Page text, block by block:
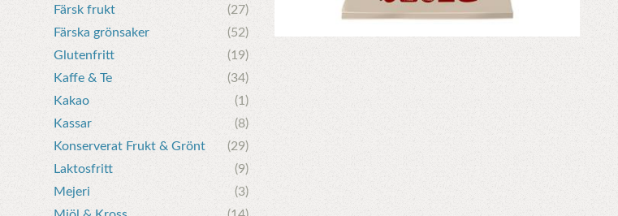
Färsk frukt
(27)
Färska grönsaker
(52)
Glutenfritt
(19)
Kaffe & Te
(34)
Kakao
(1)
Kassar
(8)
Konserverat Frukt & Grönt
(29)
Laktosfritt
(9)
Mejeri
(3)